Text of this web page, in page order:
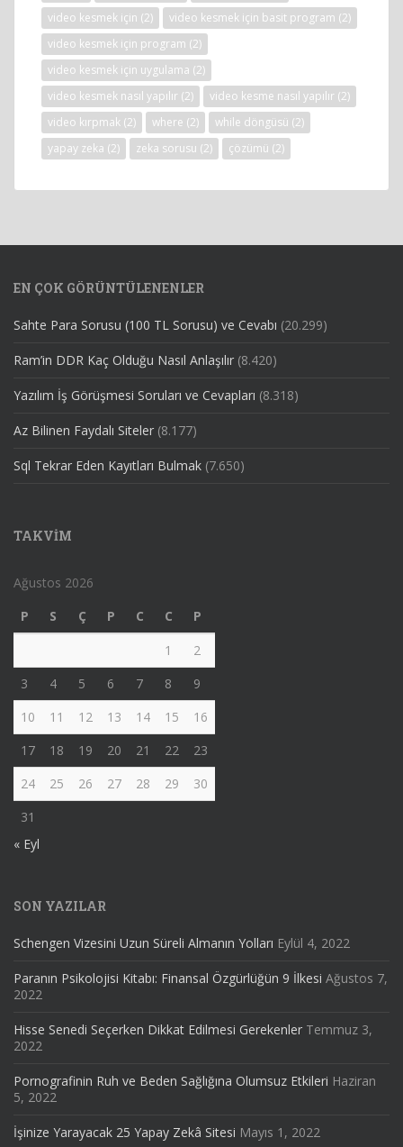
video kesmek için (2) video kesmek için basit program (2)
video kesmek için program (2)
video kesmek için uygulama (2)
video kesmek nasıl yapılır (2) video kesme nasıl yapılır (2)
video kırpmak (2) where (2) while döngüsü (2)
yapay zeka (2) zeka sorusu (2) çözümü (2)
EN ÇOK GÖRÜNTÜLENENLER
Sahte Para Sorusu (100 TL Sorusu) ve Cevabı (20.299)
Ram’in DDR Kaç Olduğu Nasıl Anlaşılır (8.420)
Yazılım İş Görüşmesi Soruları ve Cevapları (8.318)
Az Bilinen Faydalı Siteler (8.177)
Sql Tekrar Eden Kayıtları Bulmak (7.650)
TAKVIM
Ağustos 2026
P
S Ç P C C
P
1
2
3
4 5 6 7 8
9
10
11 12 13 14 15
16
17
18 19 20 21 22
23
24
25 26 27 28 29
30
31
« Eyl
SON YAZILAR
Schengen Vizesini Uzun Süreli Almanın Yolları Eylül 4, 2022
Paranın Psikolojisi Kitabı: Finansal Özgürlüğün 9 İlkesi Ağustos 7,
2022
Hisse Senedi Seçerken Dikkat Edilmesi Gerekenler Temmuz 3,
2022
Pornografinin Ruh ve Beden Sağlığına Olumsuz Etkileri Haziran
5, 2022
İşinize Yarayacak 25 Yapay Zekâ Sitesi Mayıs 1, 2022